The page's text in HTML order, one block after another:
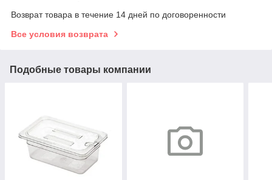
Возврат товара в течение 14 дней по договоренности
Все условия возврата
Подобные товары компании